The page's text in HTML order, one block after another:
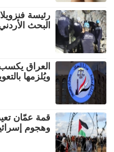
رئيسة
البحث
العراق
ويُلزمها
قمة عمّان
وهجوم